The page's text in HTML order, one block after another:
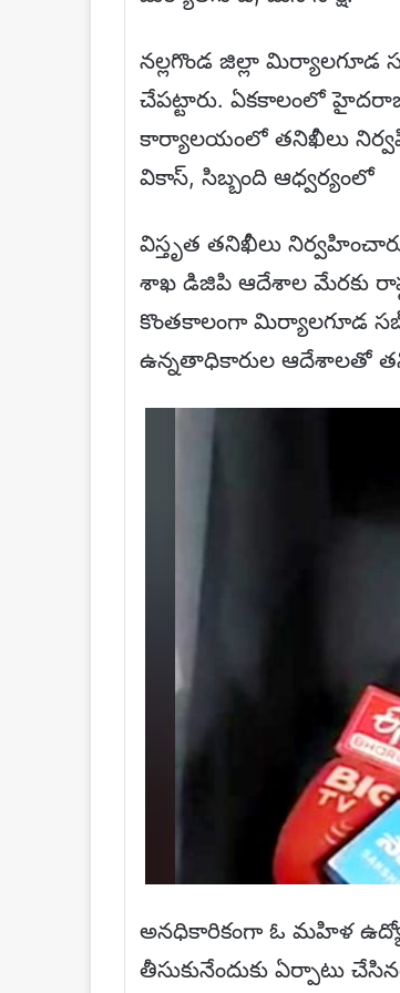
నల్లగొండ జిల్లా మిర్యాలగూడ
చేపట్టారు. ఏకకాలంలో
కార్యాలయంలో తనిఖీలు
వికాస్, సిబ్బంది ఆధ్వర్యంలో
విస్తృత తనిఖీలు
శాఖ డిజిపి ఆదేశాల మేరకు
కొంతకాలంగా మిర్యాలగూడ సబ్
ఉన్నతాధికారుల ఆదేశాలతో
అనధికారికంగా ఓ మహిళ
తీసుకునేందుకు ఏర్పాటు